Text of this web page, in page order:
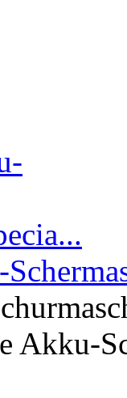
Akku-